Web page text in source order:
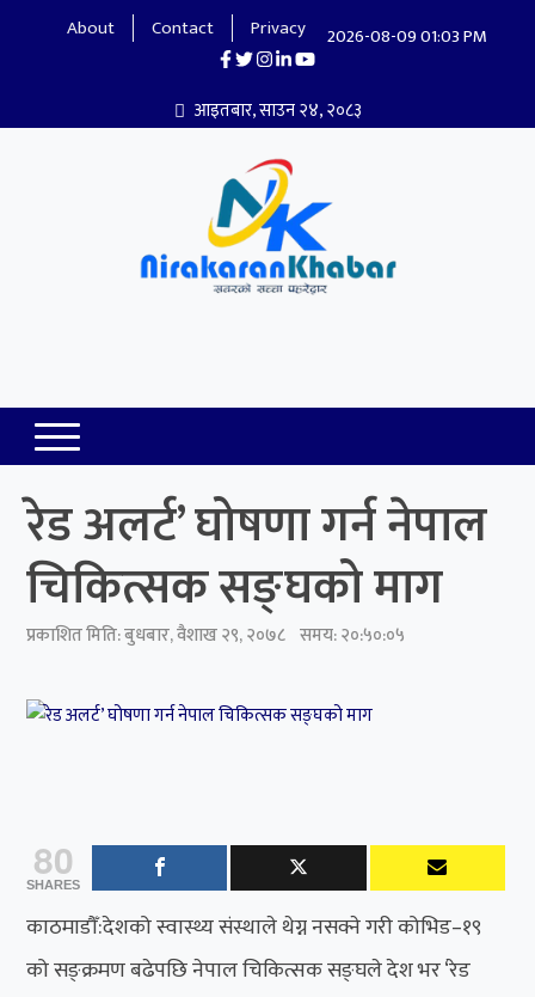
About Contact Privacy 2026-08-09 01:03 PM
आइतबार, साउन २४, २०८३
रेड अलर्ट’ घोषणा गर्न नेपाल
चिकित्सक सङ्घको माग
प्रकाशित मिति:बुधबार, वैशाख २९, २०७८ समय: २०:५०:०५
80
SHARES
काठमाडौँ:देशको स्वास्थ्य संस्थाले थेग्न नसक्ने गरी कोभिड–१९
को सङ्क्रमण बढेपछि नेपाल चिकित्सक सङ्घले देश भर ‘रेड